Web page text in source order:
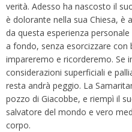
verità. Adesso ha nascosto il
è dolorante nella sua Chiesa, è
da questa esperienza
a fondo, senza esorcizzare con
impareremo e ricorderemo. Se
considerazioni superficiali e
resta andrà peggio. La
pozzo di Giacobbe, e riempì il
salvatore del mondo e vero
corpo.